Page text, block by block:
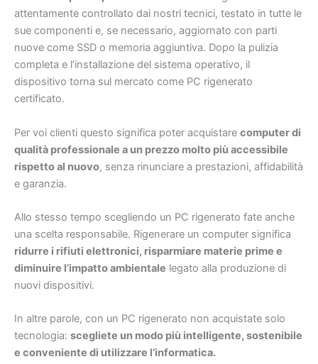
attentamente controllato dai nostri tecnici, testato in tutte le
sue componenti e, se necessario, aggiornato con parti
nuove come SSD o memoria aggiuntiva. Dopo la pulizia
completa e l’installazione del sistema operativo, il
dispositivo torna sul mercato come PC rigenerato
certificato.
Per voi clienti questo significa poter acquistare computer di
qualità professionale a un prezzo molto più accessibile
rispetto al nuovo, senza rinunciare a prestazioni, affidabilità
e garanzia.
Allo stesso tempo scegliendo un PC rigenerato fate anche
una scelta responsabile. Rigenerare un computer significa
ridurre i rifiuti elettronici, risparmiare materie prime e
diminuire l’impatto ambientale legato alla produzione di
nuovi dispositivi.
In altre parole, con un PC rigenerato non acquistate solo
tecnologia: scegliete un modo più intelligente, sostenibile
e conveniente di utilizzare l’informatica.